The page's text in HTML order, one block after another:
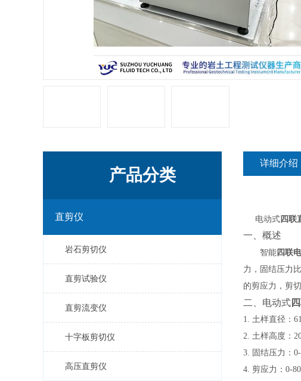
产品分类
直剪仪
岩石剪切仪
直剪试验仪
直剪流变仪
十字板剪切仪
高压直剪仪
详细介绍
电动式四联
一、概述
智能 四联
力，固结压力
的剪应力，剪
二、电动式
1. 土样直径：
2. 土样高度：
3. 固结压力：
4. 剪应力： 0-